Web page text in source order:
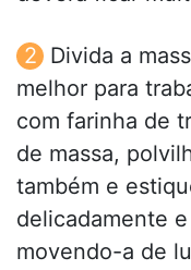
Divida a
melhor para
com farinha de
de massa,
também e
delicadamente
movendo-a de